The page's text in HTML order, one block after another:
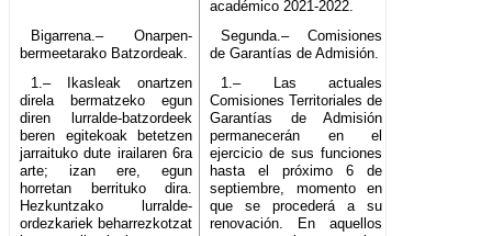
académico 2021-2022.
Bigarrena.– Onarpen-
bermeetarako Batzordeak.
Segunda.– Comisiones
de Garantías de Admisión.
1.– Ikasleak onartzen
direla bermatzeko egun
diren lurralde-batzordeek
beren egitekoak betetzen
jarraituko dute irailaren 6ra
arte; izan ere, egun
horretan berrituko dira.
Hezkuntzako lurralde-
ordezkariek beharrezkotzat
1.– Las actuales
Comisiones Territoriales de
Garantías de Admisión
permanecerán en el
ejercicio de sus funciones
hasta el próximo 6 de
septiembre, momento en
que se procederá a su
renovación. En aquellos